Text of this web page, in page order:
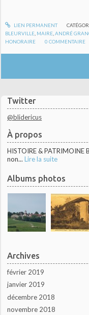
Twitter
@blidericus
À propos
HISTOIRE & PATRIMOINE
non... Lire la suite
Albums photos
Archives
février 2019
janvier 2019
décembre 2018
novembre 2018
LIEN PERMANENT
BLEURVILLE MAIRE ,ANDRÉ
HONORAIRE
0 COMMENTAIRE